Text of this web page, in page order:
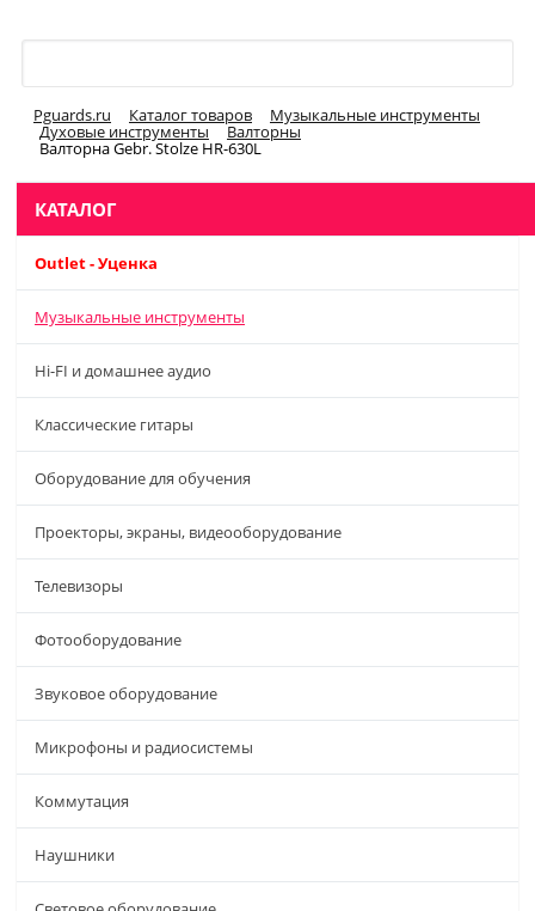
Pguards.ru Каталог товаров Музыкальные инструменты
Духовые инструменты Валторны
Валторна Gebr. Stolze HR-630L
КАТАЛОГ
Outlet - Уценка
Музыкальные инструменты
Hi-FI и домашнее аудио
Классические гитары
Оборудование для обучения
Проекторы, экраны, видеооборудование
Телевизоры
Фотооборудование
Звуковое оборудование
Микрофоны и радиосистемы
Коммутация
Наушники